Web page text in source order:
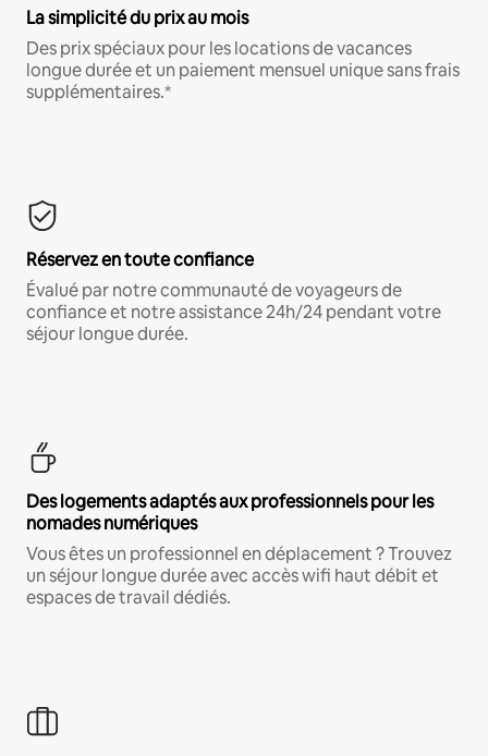
La simplicité du prix au mois
Des prix spéciaux pour les locations de vacances
longue durée et un paiement mensuel unique sans frais
supplémentaires.*
Réservez en toute confiance
Évalué par notre communauté de voyageurs de
confiance et notre assistance 24h/24 pendant votre
séjour longue durée.
Des logements adaptés aux professionnels pour les
nomades numériques
Vous êtes un professionnel en déplacement ? Trouvez
un séjour longue durée avec accès wifi haut débit et
espaces de travail dédiés.